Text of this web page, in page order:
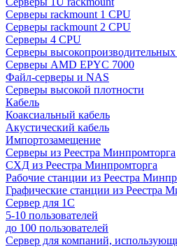
Серверы rackmount 1 CPU
Серверы rackmount 2 CPU
Серверы 4 CPU
Серверы
Серверы AMD EPYC 7000
Файл-серверы и NAS
Серверы высокой плотности
Кабель
Коаксиальный кабель
Акустический кабель
Импортозамещение
Серверы из Реестра Минпромторга
СХД из Реестра Минпромторга
Рабочие станции из Реестра
Графические станции из Реестра
Сервер для 1С
5-10 пользователей
до 100 пользователей
Сервер для компаний,